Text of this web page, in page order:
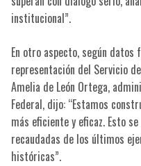
institucional”.
En otro aspecto, según
representación del Servicio
Amelia de León Ortega,
Federal, dijo: “Estamos
más eficiente y eficaz. Esto
recaudadas de los últimos
históricas”.